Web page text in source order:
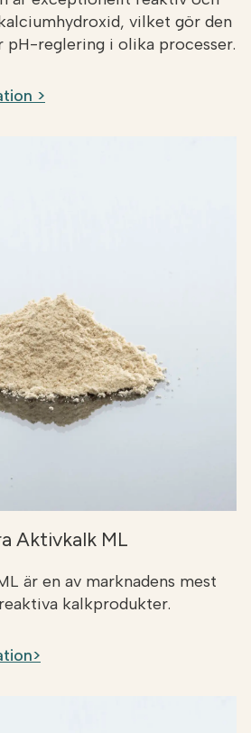
vilket gör den
reglering i olika processer.
>
Aktivkalk ML
är en av marknadens mest
kalkprodukter.